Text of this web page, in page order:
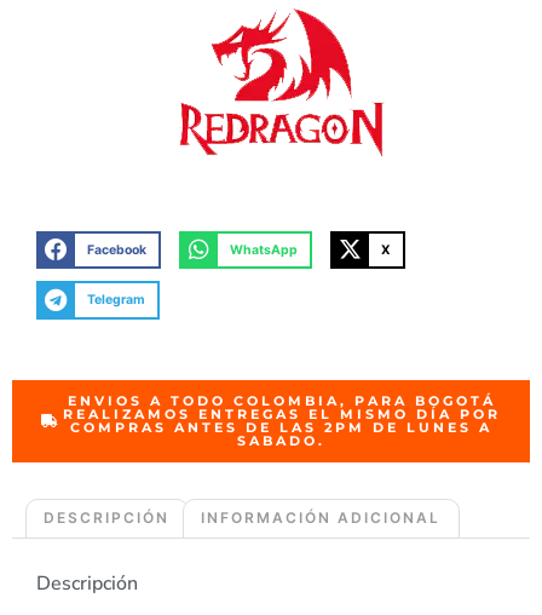
Facebook WhatsApp X
Telegram
ENVIOS A TODO COLOMBIA, PARA BOGOTÁ
REALIZAMOS ENTREGAS EL MISMO DÍA POR
COMPRAS ANTES DE LAS 2PM DE LUNES A
SABADO.
DESCRIPCIÓN INFORMACIÓN ADICIONAL
Descripción